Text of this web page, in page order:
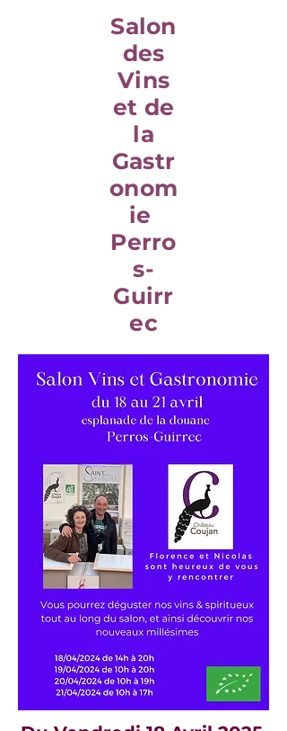
Salon
des
Vins
et de
la
Gastr
onom
ie
Perro
s-
Guirr
ec